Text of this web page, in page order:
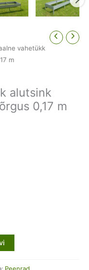
vahetükk
m
alutsink
0,17 m